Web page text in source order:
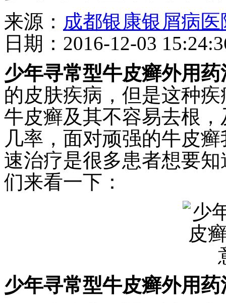
来源： 成都银康银屑病医
日期：2016-12-03
少年寻常型牛皮癣外用
的皮肤疾病，但是这种
牛皮癣及其不容易去根
几率，面对顽强的牛皮
速治疗是很多患者想要
们来看一下：
少年寻常型牛皮癣外用